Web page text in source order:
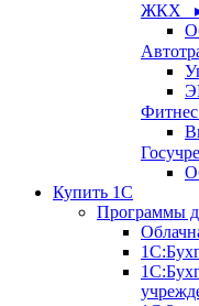
ЖКХ
Купить 1С
Программы